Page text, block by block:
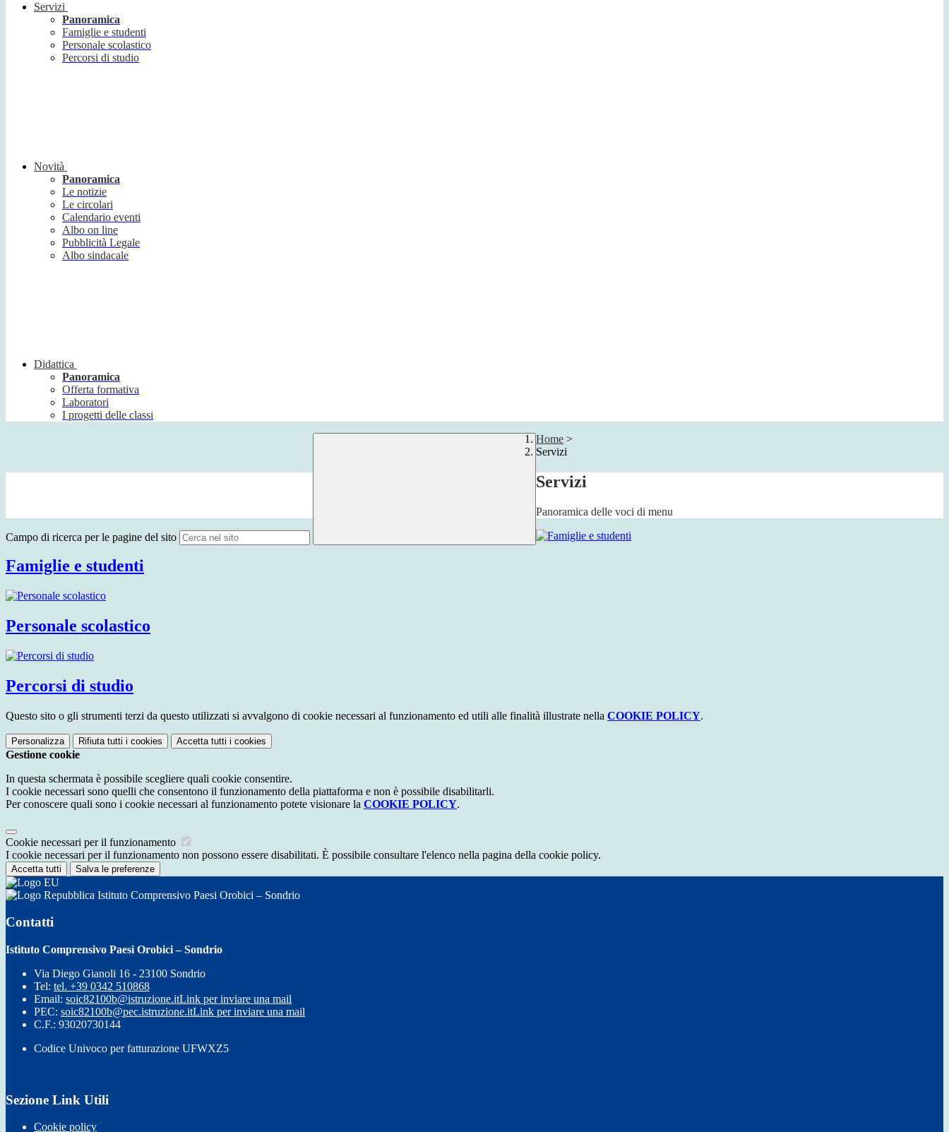
Servizi
Panoramica
Famiglie e studenti
Personale scolastico
Percorsi di studio
Novità
Panoramica
Le notizie
Le circolari
Calendario eventi
Albo on line
Pubblicità Legale
Albo sindacale
Didattica
Panoramica
Offerta formativa
Laboratori
I progetti delle classi
Campo di ricerca per le pagine del sito
Home >
Servizi
Servizi
Panoramica delle voci di menu
Famiglie e studenti
Personale scolastico
Percorsi di studio
Questo sito o gli strumenti terzi da questo utilizzati si avvalgono di cookie necessari al funzionamento ed utili alle finalità illustrate nella COOKIE POLICY.
Personalizza Rifiuta tutti i cookies Accetta tutti i cookies
Gestione cookie
In questa schermata è possibile scegliere quali cookie consentire.
I cookie necessari sono quelli che consentono il funzionamento della piattaforma e non è possibile disabilitarli.
Per conoscere quali sono i cookie necessari al funzionamento potete visionare la COOKIE POLICY.
Cookie necessari per il funzionamento
I cookie necessari per il funzionamento non possono essere disabilitati. È possibile consultare l'elenco nella pagina della cookie policy.
Accetta tutti Salva le preferenze
Istituto Comprensivo Paesi Orobici – Sondrio
Contatti
Istituto Comprensivo Paesi Orobici – Sondrio
Via Diego Gianoli 16 - 23100 Sondrio
Tel: tel. +39 0342 510868
Email: soic82100b@istruzione.itLink per inviare una mail
PEC: soic82100b@pec.istruzione.itLink per inviare una mail
C.F.: 93020730144
Codice Univoco per fatturazione UFWXZ5
Sezione Link Utili
Cookie policy